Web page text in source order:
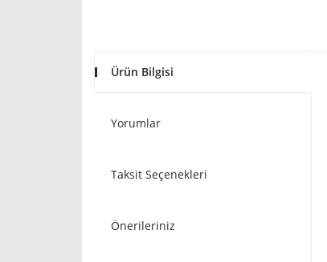
Ürün Bilgisi
Yorumlar
Taksit Seçenekleri
Önerileriniz